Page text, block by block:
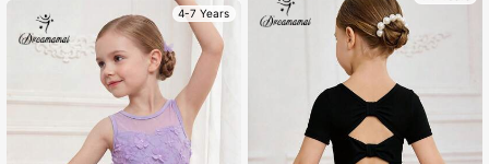
Regreso a la escuela a principios de
otoño, Glowmode Gym
4-7 Years